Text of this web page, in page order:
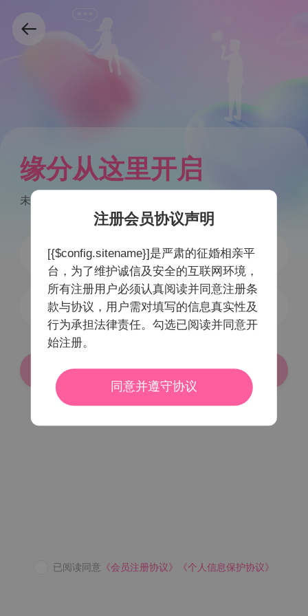
缘分从这里开启
未注册手机号验证后自动注册
获取验证码
登录/注册
密码登录
注册会员协议声明
[{$config.sitename}]是严肃的征婚相亲平
台，为了维护诚信及安全的互联网环境，
所有注册用户必须认真阅读并同意注册条
款与协议，用户需对填写的信息真实性及
行为承担法律责任。勾选已阅读并同意开
始注册。
同意并遵守协议
已阅读同意 《会员注册协议》 《个人信息保护协议》